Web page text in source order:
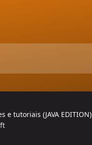
e tutoriais (JAVA EDITION)